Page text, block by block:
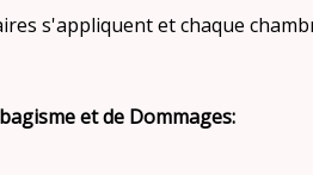
s'appliquent et chaque
et de Dommages: